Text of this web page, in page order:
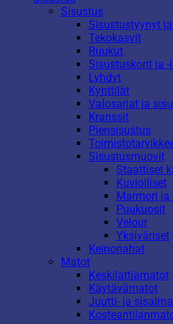
Sisustus
Sisustustyynyt
Tekokasvit
Ruukut
Sisustuskorit ja
Lyhdyt
Kynttilät
Valosarjat ja
Kranssit
Piensisustus
Sisustusmuovit
Staattiset
Kuviolliset
Marmori ja
Puukuosit
Velour
Yksiväriset
Keinonahat
Matot
Keskilattiamatot
Käytävämatot
Juutti- ja